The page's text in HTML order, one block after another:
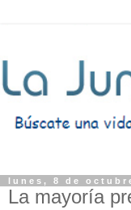
lunes, 8 de
La mayoría